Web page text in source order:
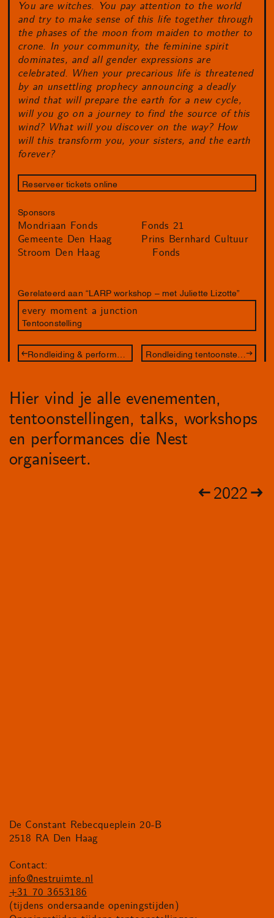
You are witches. You pay attention to the world
and try to make sense of this life together through
the phases of the moon from maiden to mother to
crone. In your community, the feminine spirit
dominates, and all gender expressions are
celebrated. When your precarious life is threatened
by an unsettling prophecy announcing a deadly
wind that will prepare the earth for a new cycle,
will you go on a journey to find the source of this
wind? What will you discover on the way? How
will this transform you, your sisters, and the earth
forever?
Reserveer tickets online
Sponsors
Mondriaan Fonds
Gemeente Den Haag
Stroom Den Haag
Fonds 21
Prins Bernhard Cultuur
Fonds
Gerelateerd aan “LARP workshop – met Juliette Lizotte”
every moment a junction
Tentoonstelling
Hier vind je alle evenementen,
tentoonstellingen, talks, workshops
en performances die Nest
organiseert.
2022
De Constant Rebecqueplein 20-B
2518 RA Den Haag
Contact:
info@nestruimte.nl
+31 70 3653186
(tijdens ondersaande openingstijden)